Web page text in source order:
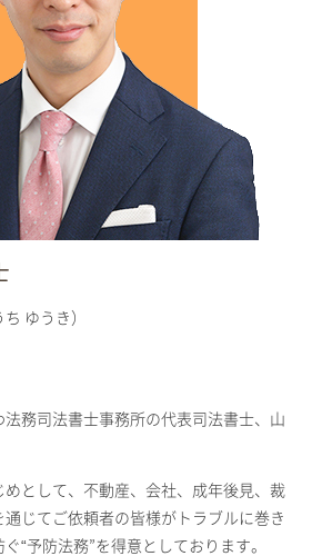
ち ゆうき）
務司法書士事務所の代表司法書士、山
として、不動産、会社、成年後見、裁
じてご依頼者の皆様がトラブルに巻き
“予防法務”を得意としております。